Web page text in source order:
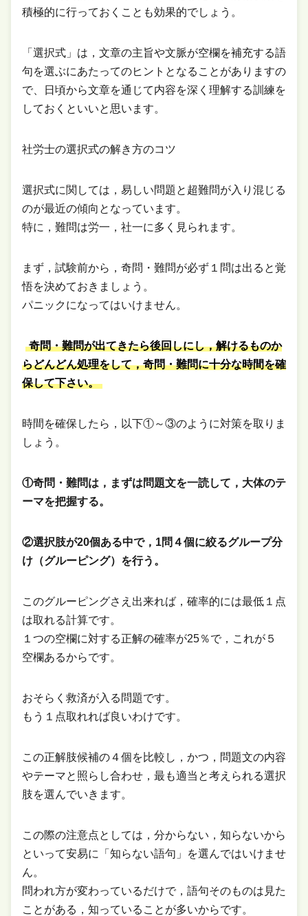
積極的に行っておくことも効果的でしょう。
「選択式」は，文章の主旨や文脈が空欄を補充する語
句を選ぶにあたってのヒントとなることがありますの
で、日頃から文章を通じて内容を深く理解する訓練を
しておくといいと思います。
社労士の選択式の解き方のコツ
選択式に関しては，易しい問題と超難問が入り混じる
のが最近の傾向となっています。
特に，難問は労一，社一に多く見られます。
まず，試験前から，奇問・難問が必ず１問は出ると覚
悟を決めておきましょう。
パニックになってはいけません。
奇問・難問が出てきたら後回しにし，解けるものか
らどんどん処理をして，奇問・難問に十分な時間を確
保して下さい。
時間を確保したら，以下①～③のように対策を取りま
しょう。
①奇問・難問は，まずは問題文を一読して，大体のテ
ーマを把握する。
②選択肢が20個ある中で，1問４個に絞るグループ分
け（グルーピング）を行う。
このグルーピングさえ出来れば，確率的には最低１点
は取れる計算です。
１つの空欄に対する正解の確率が25％で，これが５
空欄あるからです。
おそらく救済が入る問題です。
もう１点取れれば良いわけです。
この正解肢候補の４個を比較し，かつ，問題文の内容
やテーマと照らし合わせ，最も適当と考えられる選択
肢を選んでいきます。
この際の注意点としては，分からない，知らないから
といって安易に「知らない語句」を選んではいけませ
ん。
問われ方が変わっているだけで，語句そのものは見た
ことがある，知っていることが多いからです。